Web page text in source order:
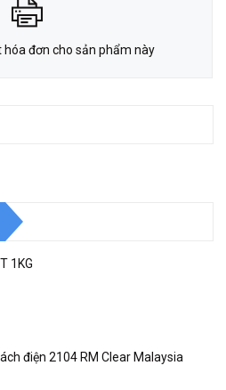
hóa đơn cho sản phẩm này
1KG
điện 2104 RM Clear Malaysia